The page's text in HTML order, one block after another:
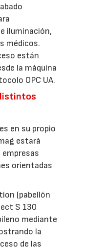
iluminación,
médicos.
están
la máquina
OPC UA.
en su propio
estará
orientadas
(pabellón
S 130
mediante
la
de las